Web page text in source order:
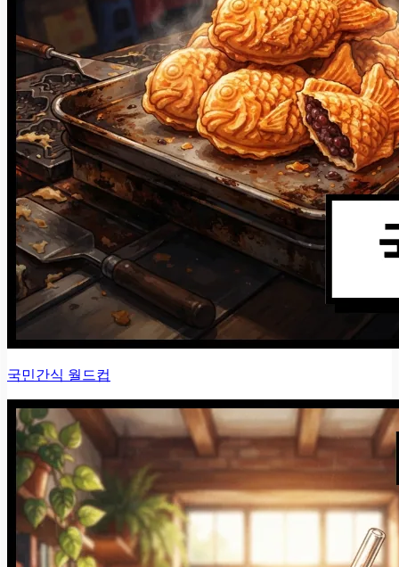
국민간식 월드컵